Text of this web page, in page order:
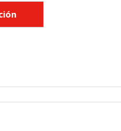
poder evaluar el